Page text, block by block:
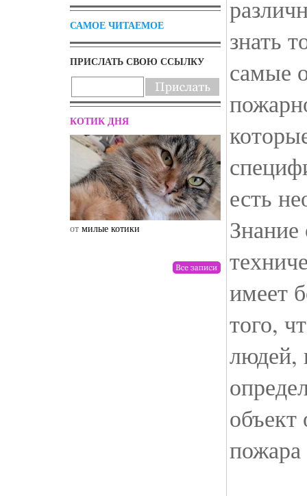
САМОЕ ЧИТАЕМОЕ
ПРИСЛАТЬ СВОЮ ССЫЛКУ
КОТИК ДНЯ
от милые котики от drunktwi
знать
самые
есть
имеет
того,
людей,
объект
пожара